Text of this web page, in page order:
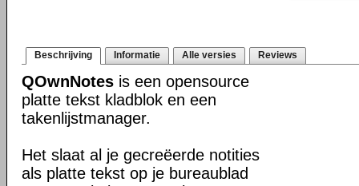
Beschrijving Informatie Alle versies Reviews
QOwnNotes is een opensource
platte tekst kladblok en een
takenlijstmanager.
Het slaat al je gecreëerde notities
als platte tekst op je bureaublad